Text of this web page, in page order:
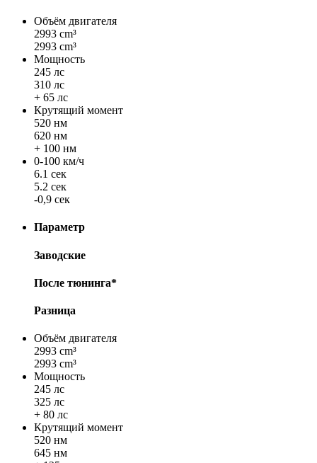
Объём двигателя
2993 cm³
2993 cm³
Мощность
245 лс
310 лс
+ 65 лс
Крутящий момент
520 нм
620 нм
+ 100 нм
0-100 км/ч
6.1 сек
5.2 сек
-0,9 сек
Параметр
Заводские
После тюнинга*
Разница
Объём двигателя
2993 cm³
2993 cm³
Мощность
245 лс
325 лс
+ 80 лс
Крутящий момент
520 нм
645 нм